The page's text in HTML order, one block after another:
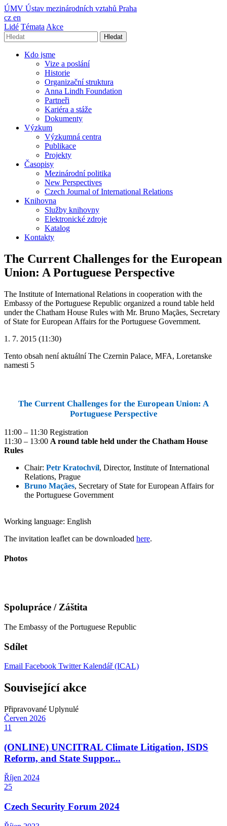
ÚMV Ústav mezinárodních vztahů Praha
cz en
Lidé Témata Akce
Hledat
Kdo jsme
Vize a poslání
Historie
Organizační struktura
Anna Lindh Foundation
Partneři
Kariéra a stáže
Dokumenty
Výzkum
Výzkumná centra
Publikace
Projekty
Časopisy
Mezinárodní politika
New Perspectives
Czech Journal of International Relations
Knihovna
Služby knihovny
Elektronické zdroje
Katalog
Kontakty
The Current Challenges for the European
Union: A Portuguese Perspective
The Institute of International Relations in cooperation with the
Embassy of the Portuguese Republic organized a round table held
under the Chatham House Rules with Mr. Bruno Maçães, Secretary
of State for European Affairs for the Portuguese Government.
1. 7. 2015 (11:30)
Tento obsah není aktuální The Czernin Palace, MFA, Loretanske
namesti 5
The Current Challenges for the European Union: A
Portuguese Perspective
11:00 – 11:30 Registration
11:30 – 13:00 A round table held under the Chatham House
Rules
Chair: Petr Kratochvíl, Director, Institute of International
Relations, Prague
Bruno Maçães, Secretary of State for European Affairs for
the Portuguese Government
Working language: English
The invitation leaflet can be downloaded here.
Photos
Spolupráce / Záštita
The Embassy of the Portuguese Republic
Sdílet
Email Facebook TwitterKalendář (ICAL)
Související akce
Připravované Uplynulé
Červen 2026
11
(ONLINE) UNCITRAL Climate Litigation, ISDS
Reform, and State Suppor...
Říjen 2024
25
Czech Security Forum 2024